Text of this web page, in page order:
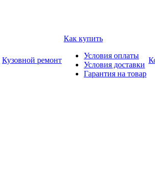
Кузовной ремонт
Как купить
Условия оплаты
Условия доставки
Гарантия на товар